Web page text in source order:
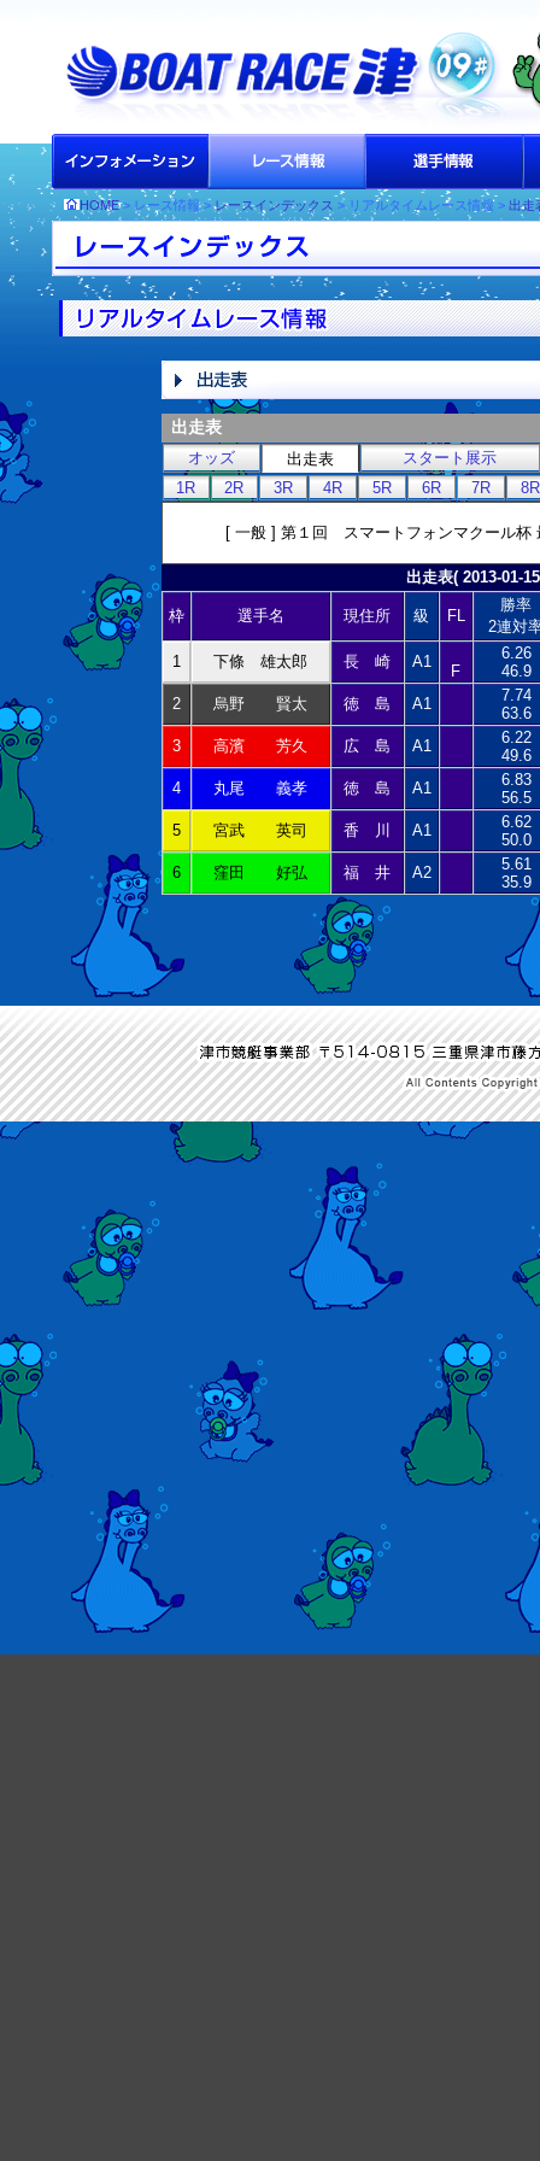
HOME> レース情報 >レースインデックス > リアルタイムレース情報 > 出走
出走表
オッズ 出走表
スタート展示
1R
2R 3R 4R 5R 6R 7R 8R
[ 一般 ] 第１回 スマートフォンマクー
出走表( 2013-01-
枠 選手名 現住所 級 FL
勝率
2連対
1
下條 雄太郎 長 崎 A1
F
6.26
46.9
2
烏野 賢太 徳 島 A1
7.74
63.6
3
高濱 芳久 広 島 A1
6.22
49.6
4
丸尾 義孝 徳 島 A1
6.83
56.5
5
宮武 英司 香 川 A1
6.62
50.0
6
窪田 好弘 福 井 A2
5.61
35.9